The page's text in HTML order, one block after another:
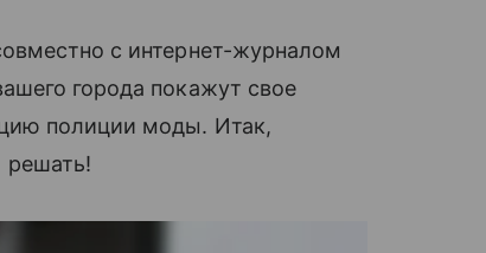
с интернет-журналом
города покажут свое
полиции моды. Итак,
решать!